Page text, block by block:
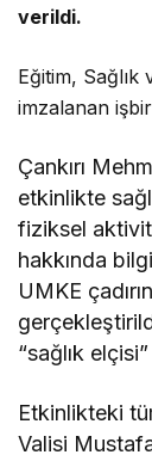
verildi.
Eğitim, Sağlık
imzalanan
Çankırı
etkinlikte
fiziksel
hakkında
UMKE
“sağlık
Etkinlikteki
Valisi